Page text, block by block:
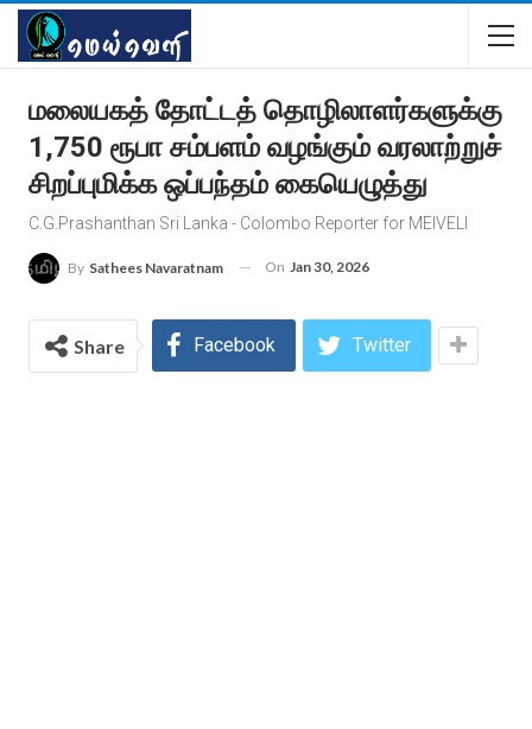
மலையகத் தோட்டத் தொழிலாளர்களுக்கு
1,750 ரூபா சம்பளம் வழங்கும் வரலாற்றுச்
சிறப்புமிக்க ஒப்பந்தம் கையெழுத்து
C.G.Prashanthan Sri Lanka - Colombo Reporter for MEIVELI
By Sathees Navaratnam On Jan 30, 2026
Share Facebook Twitter